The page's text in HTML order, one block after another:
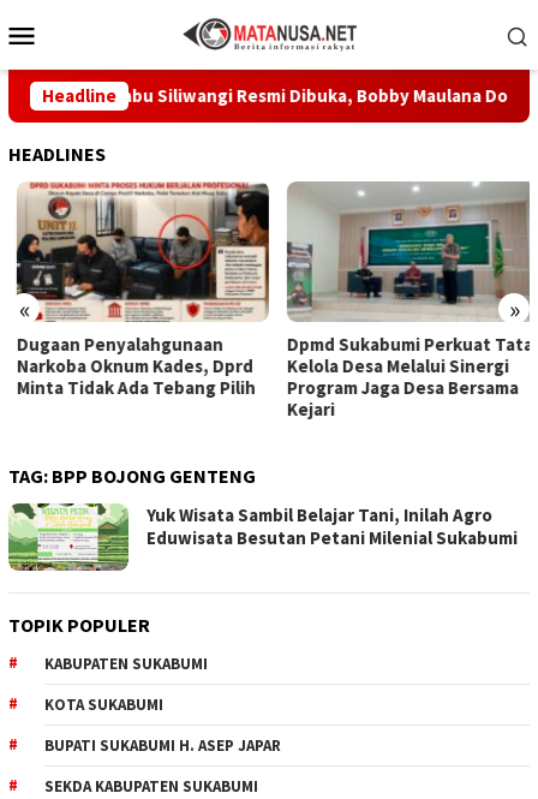
ke
Mobile
Headline
Prabu Siliwangi Resmi Dibuka, Bobby Maulana Dorong
HEADLINES
« »
Dugaan Penyalahgunaan
Narkoba Oknum Kades, Dprd
Minta Tidak Ada Tebang Pilih
Dpmd Sukabumi Perkuat Tata
Kelola Desa Melalui Sinergi
Program Jaga Desa Bersama
Kejari
TAG: BPP BOJONG GENTENG
Yuk Wisata Sambil Belajar Tani, Inilah Agro
Eduwisata Besutan Petani Milenial Sukabumi
TOPIK POPULER
KABUPATEN SUKABUMI
KOTA SUKABUMI
BUPATI SUKABUMI H. ASEP JAPAR
SEKDA KABUPATEN SUKABUMI